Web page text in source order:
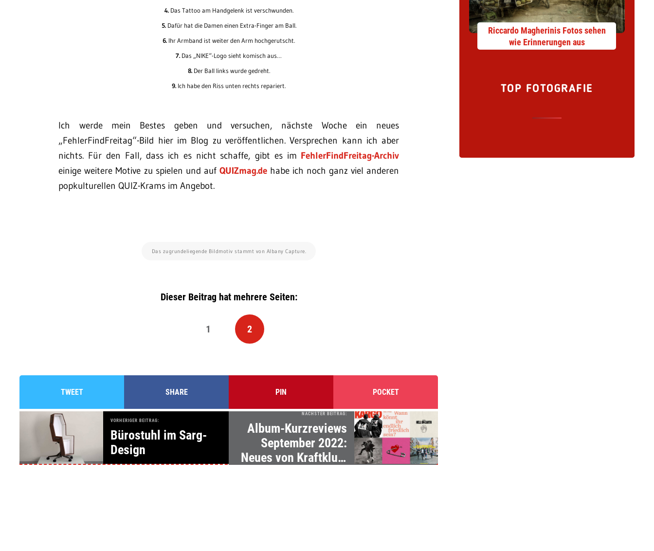
4.Das Tattoo am Handgelenk ist verschwunden.
5.Dafür hat die Damen einen Extra-Finger am Ball.
6. Ihr Armband ist weiter den Arm hochgerutscht.
7. Das „NIKE“-Logo sieht komisch aus…
8.Der Ball links wurde gedreht.
9. Ich habe den Riss unten rechts repariert.
Ich werde mein Bestes geben und versuchen, nächste Woche ein neues
„FehlerFindFreitag“-Bild hier im Blog zu veröffentlichen. Versprechen kann ich aber
nichts. Für den Fall, dass ich es nicht schaffe, gibt es im FehlerFindFreitag-Archiv
einige weitere Motive zu spielen und auf QUIZmag.dehabe ich noch ganz viel anderen
popkulturellen QUIZ-Krams im Angebot.
Das zugrundeliegende Bildmotiv stammt von Albany Capture.
Dieser Beitrag hat mehrere Seiten:
1 2
TWEET SHARE PIN POCKET
VORHERIGER BEITRAG:
Bürostuhl im Sarg-
Design
NÄCHSTER BEITRAG:
Album-Kurzreviews
September 2022:
Neues von Kraftklub,
Riccardo Magherinis Fotos sehen
wie Erinnerungen aus
TOP FOTOGRAFIE